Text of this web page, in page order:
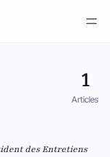
1
Articles
des Entretiens